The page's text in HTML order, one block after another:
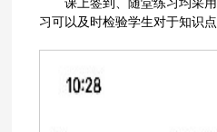
课上签到、随堂练习均采
习可以及时检验学生对于知识点